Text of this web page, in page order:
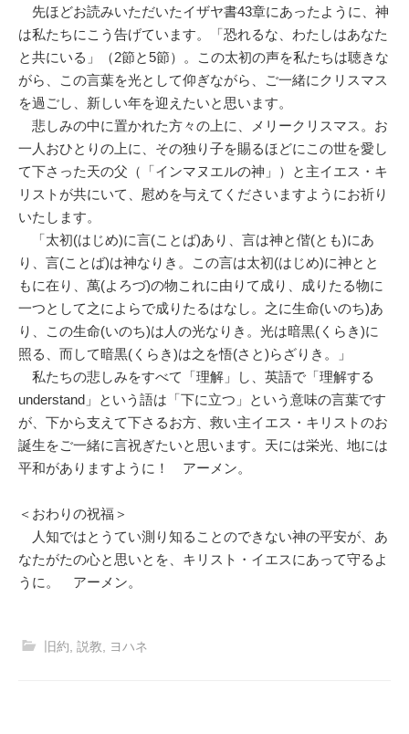
先ほどお読みいただいたイザヤ書43章にあったように、神
は私たちにこう告げています。「恐れるな、わたしはあなた
と共にいる」（2節と5節）。この太初の声を私たちは聴きな
がら、この言葉を光として仰ぎながら、ご一緒にクリスマス
を過ごし、新しい年を迎えたいと思います。
悲しみの中に置かれた方々の上に、メリークリスマス。お
一人おひとりの上に、その独り子を賜るほどにこの世を愛し
て下さった天の父（「インマヌエルの神」）と主イエス・キ
リストが共にいて、慰めを与えてくださいますようにお祈り
いたします。
「太初(はじめ)に言(ことば)あり、言は神と偕(とも)にあ
り、言(ことば)は神なりき。この言は太初(はじめ)に神とと
もに在り、萬(よろづ)の物これに由りて成り、成りたる物に
一つとして之によらで成りたるはなし。之に生命(いのち)あ
り、この生命(いのち)は人の光なりき。光は暗黒(くらき)に
照る、而して暗黒(くらき)は之を悟(さと)らざりき。」
私たちの悲しみをすべて「理解」し、英語で「理解する
understand」という語は「下に立つ」という意味の言葉です
が、下から支えて下さるお方、救い主イエス・キリストのお
誕生をご一緒に言祝ぎたいと思います。天には栄光、地には
平和がありますように！ アーメン。
＜おわりの祝福＞
人知ではとうてい測り知ることのできない神の平安が、あ
なたがたの心と思いとを、キリスト・イエスにあって守るよ
うに。 アーメン。
旧約 説教 ヨハネ